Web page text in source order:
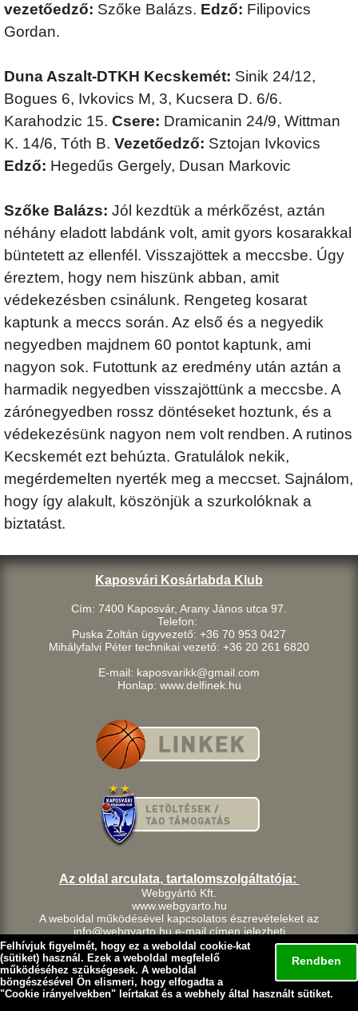
Rendben
Felhívjuk figyelmét, hogy ez a weboldal cookie-kat
(sütiket) használ. Ezek a weboldal megfelelő
működéséhez szükségesek. A weboldal
böngészésével Ön elismeri, hogy elfogadta a
"Cookie irányelvekben" leírtakat és a webhely által használt sütiket.
vezetőedző: Szőke Balázs. Edző: Filipovics
Gordan.
Duna Aszalt-DTKH Kecskemét: Sinik 24/12,
Bogues 6, Ivkovics M, 3, Kucsera D. 6/6.
Karahodzic 15. Csere: Dramicanin 24/9, Wittman
K. 14/6, Tóth B. Vezetőedző: Sztojan Ivkovics
Edző: Hegedűs Gergely, Dusan Markovic
Szőke Balázs: Jól kezdtük a mérkőzést, aztán
néhány eladott labdánk volt, amit gyors kosarakkal
büntetett az ellenfél. Visszajöttek a meccsbe. Úgy
éreztem, hogy nem hiszünk abban, amit
védekezésben csinálunk. Rengeteg kosarat
kaptunk a meccs során. Az első és a negyedik
negyedben majdnem 60 pontot kaptunk, ami
nagyon sok. Futottunk az eredmény után aztán a
harmadik negyedben visszajöttünk a meccsbe. A
zárónegyedben rossz döntéseket hoztunk, és a
védekezésünk nagyon nem volt rendben. A rutinos
Kecskemét ezt behúzta. Gratulálok nekik,
megérdemelten nyerték meg a meccset. Sajnálom,
hogy így alakult, köszönjük a szurkolóknak a
biztatást.
Kaposvári Kosárlabda Klub
Cím: 7400 Kaposvár, Arany János utca 97.
Telefon:
Puska Zoltán ügyvezető: +36 70 953 0427
Mihályfalvi Péter technikai vezető: +36 20 261 6820
E-mail: kaposvarikk@gmail.com
Honlap: www.delfinek.hu
Az oldal arculata, tartalomszolgáltatója:
Webgyártó Kft.
www.webgyarto.hu
A weboldal működésével kapcsolatos észrevételeket az
info@webgyarto.hu e-mail címen jelezheti.
Szerzői jog:
A delfinek.hu weboldalon található tartalom a Kaposvári Kosárlabda
Klub szellemi tulajdona.
A Kaposvári Kosárlabda Klub fenntart minden, a lap bármely
részének bármilyen módszerrel, technikával történő másolásával